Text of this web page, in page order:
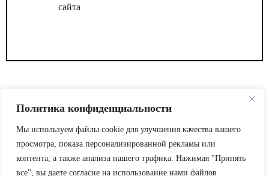
Политика конфиденциальности
Мы используем файлы cookie для улучшения качества вашего
просмотра, показа персонализированной рекламы или
контента, а также анализа нашего трафика. Нажимая "Принять
все", вы даете согласие на использование нами файлов
сайта